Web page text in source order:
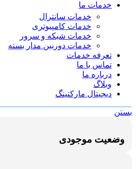
خدمات ما
خدمات سانترال
خدمات کامپیوتری
خدمات شبکه و سرور
خدمات دوربین مدار بسته
تعرفه خدمات
تماس با ما
درباره ما
وبلاگ
دیجیتال مارکتینگ
بستن
وضعیت موجودی